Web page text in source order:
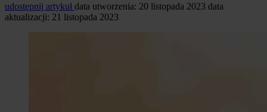
udostępnij artykuł data utworzenia: 20 listopada 2023 data
aktualizacji: 21 listopada 2023